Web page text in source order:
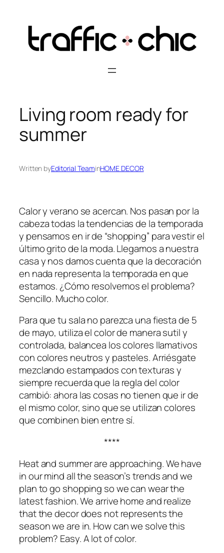
content
Living room ready for
summer
Written byEditorial TeaminHOME DECOR
Calor y verano se acercan. Nos pasan por la
cabeza todas la tendencias de la temporada
y pensamos en ir de “shopping” para vestir el
último grito de la moda. Llegamos a nuestra
casa y nos damos cuenta que la decoración
en nada representa la temporada en que
estamos. ¿Cómo resolvemos el problema?
Sencillo. Mucho color.
Para que tu sala no parezca una fiesta de 5
de mayo, utiliza el color de manera sutil y
controlada, balancea los colores llamativos
con colores neutros y pasteles. Arriésgate
mezclando estampados con texturas y
siempre recuerda que la regla del color
cambió: ahora las cosas no tienen que ir de
el mismo color, sino que se utilizan colores
que combinen bien entre sí.
****
Heat and summer are approaching. We have
in our mind all the season’s trends and we
plan to go shopping so we can wear the
latest fashion. We arrive home and realize
that the decor does not represents the
season we are in. How can we solve this
problem? Easy. A lot of color.